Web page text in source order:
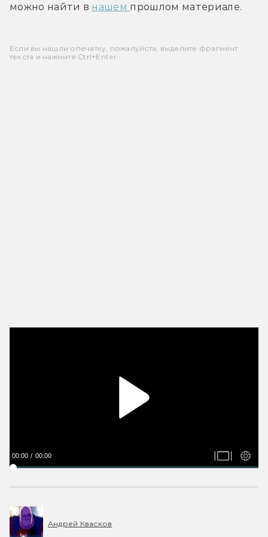
можно найти в нашем прошлом материале.
Если вы нашли опечатку, пожалуйста, выделите фрагмент
текста и нажмите Ctrl+Enter.
00:00 00:00
Андрей Квасков